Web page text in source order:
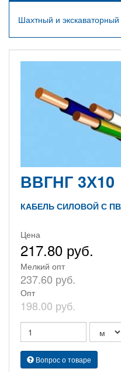
Шахтный и экскаваторный
ВВГНГ 3Х10
КАБЕЛЬ СИЛОВОЙ С
Цена
217.80 руб.
Мелкий опт
237.60 руб.
Опт
198.00 руб.
Вопрос о товаре